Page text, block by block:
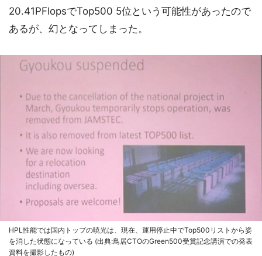
20.41PFlopsでTop500 5位という可能性があったので
あるが、幻となってしまった。
HPL性能では国内トップの暁光は、現在、運用停止中でTop500リストから姿
を消した状態になっている (出典:鳥居CTOのGreen500受賞記念講演での発表
資料を撮影したもの)